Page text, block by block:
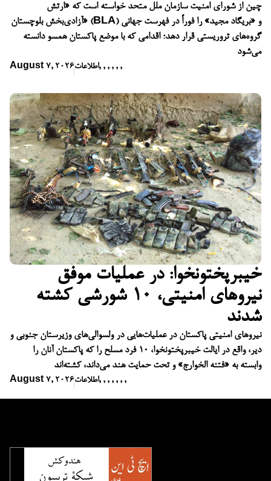
چین از شورای امنیت سازمان ملل متحد خواسته است که «ارتش
آزادی‌بخش بلوچستان» (BLA) و «بریگاد مجید» را فوراً در فهرست جهانی
گروه‌های تروریستی قرار دهد؛ اقدامی که با موضع پاکستان همسو دانسته
می‌شود
August 7, 2026اطلاعات, , , , , ,
خیبرپختونخوا: در عملیات موفق
نیروهای امنیتی، ۱۰ شورشی کشته
شدند
نیروهای امنیتی پاکستان در عملیات‌هایی در ولسوالی‌های وزیرستان جنوبی و
دیر، واقع در ایالت خیبرپختونخوا، ۱۰ فرد مسلح را که پاکستان آنان را
وابسته به «فتنه الخوارج» و تحت حمایت هند می‌داند، کشته‌اند
August 7, 2026اطلاعات, , , , , , ,